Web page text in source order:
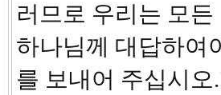
러므로 우리는 모
하나님께 대답하여
를 보내어 주십시